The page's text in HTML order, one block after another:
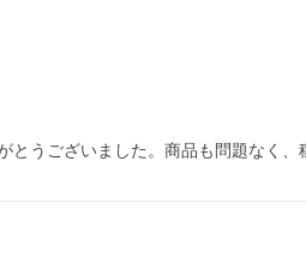
うございました。商品も問題なく